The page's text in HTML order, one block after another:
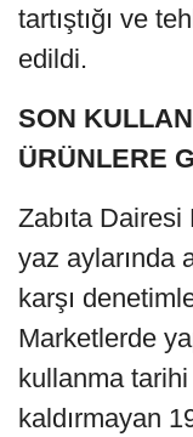
tartıştığı ve
edildi.
SON
ÜRÜNLERE
Zabıta Dairesi
yaz aylarında
karşı
Marketlerde
kullanma
kaldırmayan